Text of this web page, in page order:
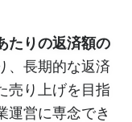
たりの返済額の
、長期的な返済
売り上げを目指
運営に専念でき